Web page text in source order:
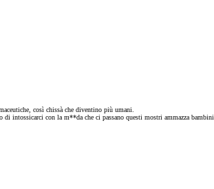
così chissà che diventino più umani.
intossicarci con la m**da che ci passano questi mostri ammazza bambini